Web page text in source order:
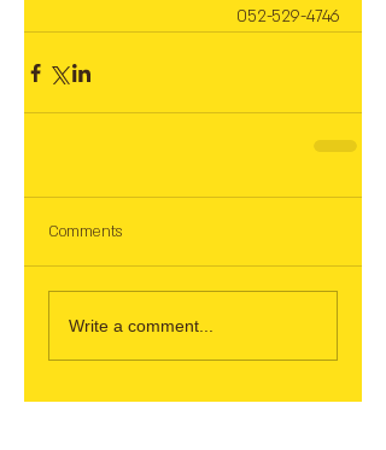
052-529-4746
Comments
Write a comment...